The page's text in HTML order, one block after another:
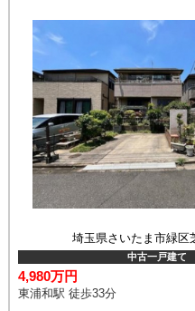
埼玉県さいたま市緑区
中古一戸建て
4,980万円
東浦和駅 徒歩33分